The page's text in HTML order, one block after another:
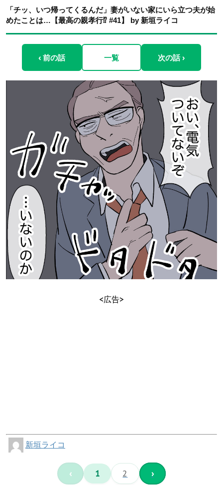
「チッ、いつ帰ってくるんだ」妻がいない家にいら立つ夫が始
めたことは…【最高の親孝行⁉︎ #41】 by 新垣ライコ
‹ 前の話 一覧 次の話 ›
<広告>
新垣ライコ
‹ 1 2 ›